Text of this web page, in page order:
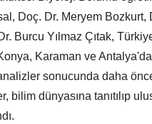
Doç. Dr. Meryem Bozkurt,
Burcu Yılmaz Çıtak,
Karaman ve
sonucunda daha
bilim dünyasına tanıtılıp